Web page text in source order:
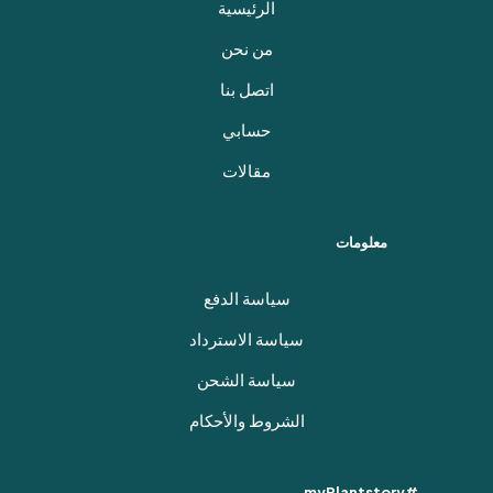
الرئيسية
من نحن
اتصل بنا
حسابي
مقالات
معلومات
سياسة الدفع
سياسة الاسترداد
سياسة الشحن
الشروط والأحكام